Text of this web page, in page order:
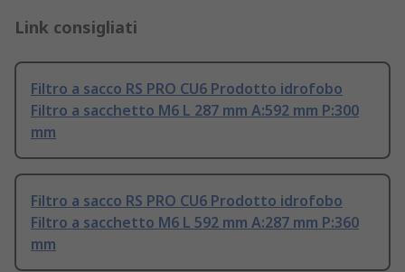
Link consigliati
Filtro a sacco RS PRO CU6 Prodotto idrofobo
Filtro a sacchetto M6 L 287 mm A:592 mm P:300
mm
Filtro a sacco RS PRO CU6 Prodotto idrofobo
Filtro a sacchetto M6 L 592 mm A:287 mm P:360
mm